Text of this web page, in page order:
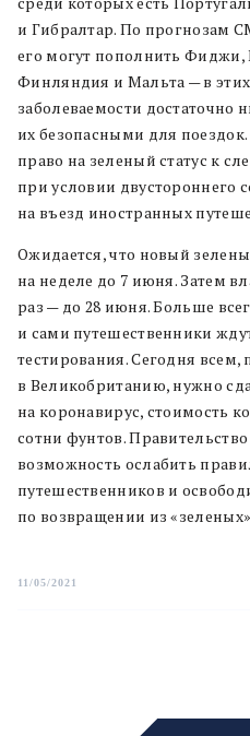
и Гибралтар. По прогнозам
его могут пополнить Фиджи,
Финляндия и Мальта — в этих
заболеваемости достаточно
их безопасными для
право на зеленый статус к
при условии двустороннего
на въезд иностранных
Ожидается, что новый
на неделе до 7 июня. Затем
раз — до 28 июня. Больше
и сами путешественники
тестирования. Сегодня
в Великобританию, нужно
на коронавирус, стоимость
сотни фунтов.
возможность ослабить
путешественников и
по возвращении из
11/05/2021